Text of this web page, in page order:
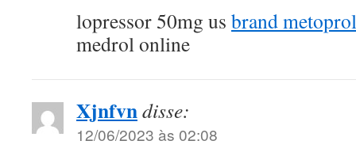
lopressor 50mg us brand
medrol online
Xjnfvndisse:
12/06/2023 às 02:08